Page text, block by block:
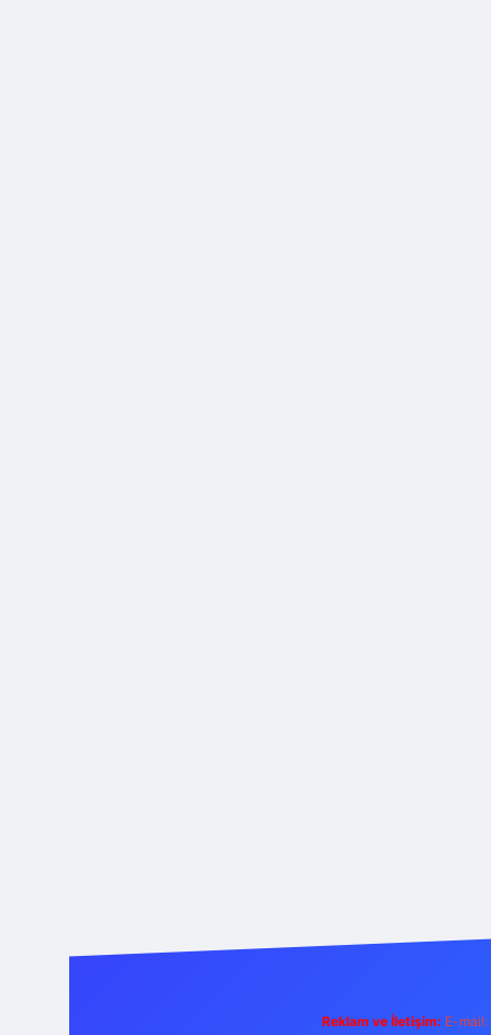
Reklam ve İletişim: E-mail: